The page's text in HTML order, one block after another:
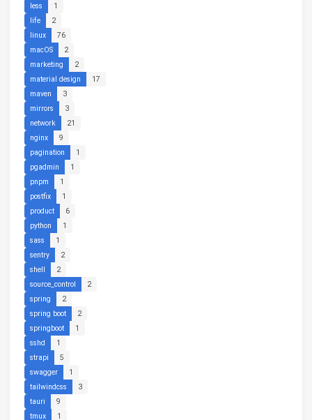
less
1
life
2
linux
76
macOS
2
marketing
2
material design
17
maven
3
mirrors
3
network
21
nginx
9
pagination
1
pgadmin
1
pnpm
1
postfix
1
product
6
python
1
sass
1
sentry
2
shell
2
source_control
2
spring
2
spring boot
2
springboot
1
sshd
1
strapi
5
swagger
1
tailwindcss
3
tauri
9
tmux
1